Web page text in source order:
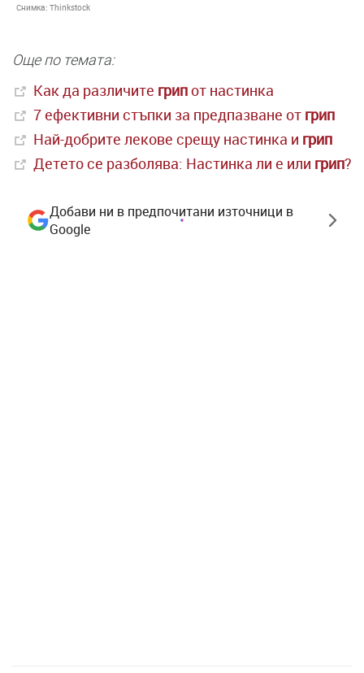
Снимка: Thinkstock
Още по темата:
Как да различите грипот настинка
7 ефективни стъпки за предпазване от грип
Най-добрите лекове срещу настинка и грип
Детето се разболява: Настинка ли е или грип?
Добави ни в предпочитани източници в
Google